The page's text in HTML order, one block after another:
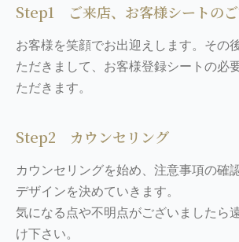
Step1 ご来店、お客様シートの
お客様を笑顔でお出迎えします。その
ただきまして、お客様登録シートの必
ただきます。
Step2 カウンセリング
カウンセリングを始め、注意事項の確
デザインを決めていきます。
気になる点や不明点がございましたら
け下さい。